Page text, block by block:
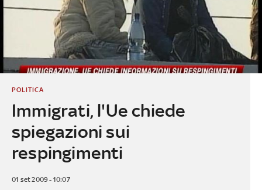
Immigrati, l'Ue chiede
spiegazioni sui
respingimenti
POLITICA
01 set 2009 - 10:07